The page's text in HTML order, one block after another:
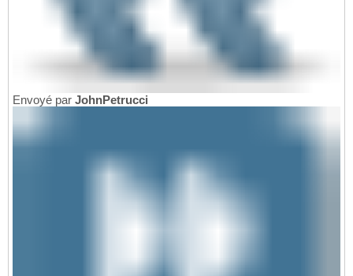
Envoyé par JohnPetrucci